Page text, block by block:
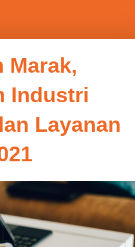
Marak,
Industri
Layanan